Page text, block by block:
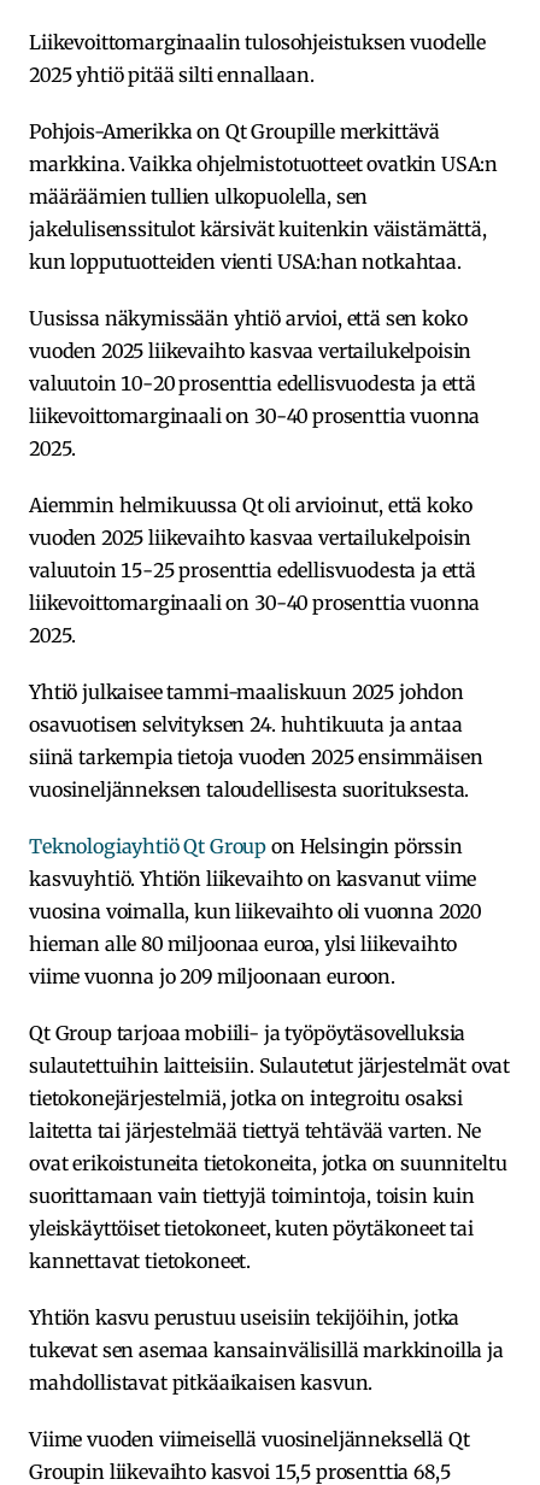
Liikevoittomarginaalin tulosohjeistuksen vuodelle
2025 yhtiö pitää silti ennallaan.
Pohjois-Amerikka on Qt Groupille merkittävä
markkina. Vaikka ohjelmistotuotteet ovatkin USA:n
määräämien tullien ulkopuolella, sen
jakelulisenssitulot kärsivät kuitenkin väistämättä,
kun lopputuotteiden vienti USA:han notkahtaa.
Uusissa näkymissään yhtiö arvioi, että sen koko
vuoden 2025 liikevaihto kasvaa vertailukelpoisin
valuutoin 10-20 prosenttia edellisvuodesta ja että
liikevoittomarginaali on 30-40 prosenttia vuonna
2025.
Aiemmin helmikuussa Qt oli arvioinut, että koko
vuoden 2025 liikevaihto kasvaa vertailukelpoisin
valuutoin 15-25 prosenttia edellisvuodesta ja että
liikevoittomarginaali on 30-40 prosenttia vuonna
2025.
Yhtiö julkaisee tammi-maaliskuun 2025 johdon
osavuotisen selvityksen 24. huhtikuuta ja antaa
siinä tarkempia tietoja vuoden 2025 ensimmäisen
vuosineljänneksen taloudellisesta suorituksesta.
Teknologiayhtiö Qt Group on Helsingin pörssin
kasvuyhtiö. Yhtiön liikevaihto on kasvanut viime
vuosina voimalla, kun liikevaihto oli vuonna 2020
hieman alle 80 miljoonaa euroa, ylsi liikevaihto
viime vuonna jo 209 miljoonaan euroon.
Qt Group tarjoaa mobiili- ja työpöytäsovelluksia
sulautettuihin laitteisiin. Sulautetut järjestelmät ovat
tietokonejärjestelmiä, jotka on integroitu osaksi
laitetta tai järjestelmää tiettyä tehtävää varten. Ne
ovat erikoistuneita tietokoneita, jotka on suunniteltu
suorittamaan vain tiettyjä toimintoja, toisin kuin
yleiskäyttöiset tietokoneet, kuten pöytäkoneet tai
kannettavat tietokoneet.
Yhtiön kasvu perustuu useisiin tekijöihin, jotka
tukevat sen asemaa kansainvälisillä markkinoilla ja
mahdollistavat pitkäaikaisen kasvun.
Viime vuoden viimeisellä vuosineljänneksellä Qt
Groupin liikevaihto kasvoi 15,5 prosenttia 68,5